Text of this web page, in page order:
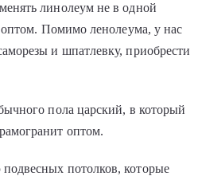
линолеум не в одной
оптом. Помимо ленолеума, у нас
и шпатлевку, приобрести
пола царский, в который
оптом.
потолков, которые